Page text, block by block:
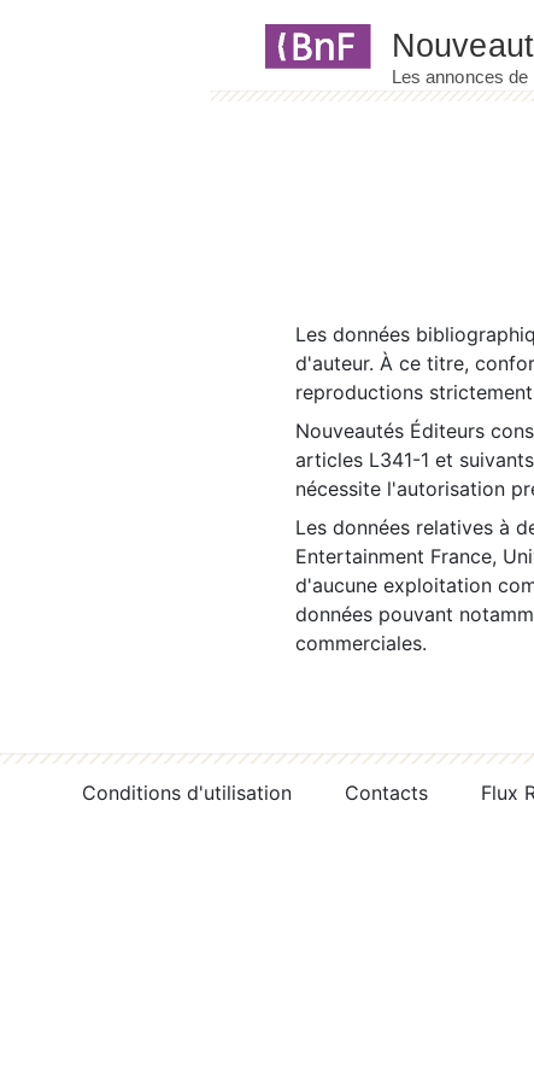
Les données
d'auteur. À ce titre,
reproductions
Nouveautés Éditeurs
articles L341-1 et
nécessite l'autorisation
Les données relatives à
Entertainment France,
d'aucune exploitation
données pouvant
commerciales.
Conditions d'utilisation Contacts Flux